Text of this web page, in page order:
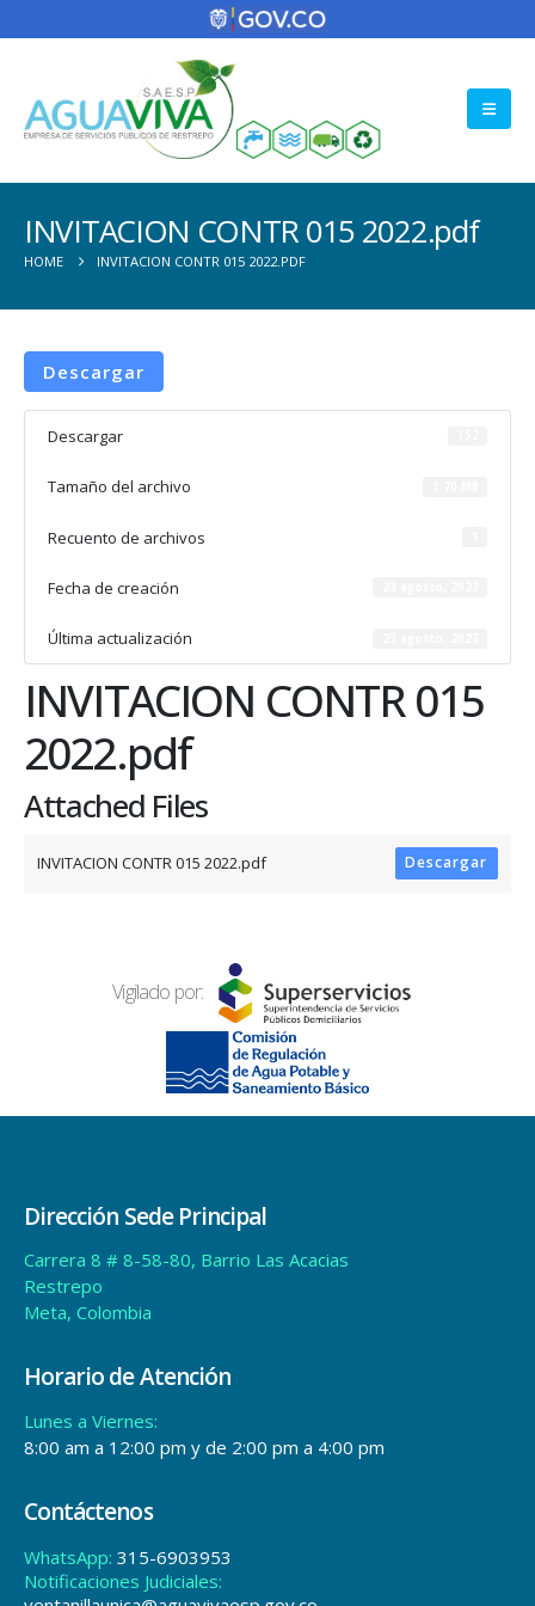
INVITACION CONTR 015 2022.pdf
HOME INVITACION CONTR 015 2022.PDF
Descargar
Descargar
Tamaño del archivo
Recuento de archivos
Fecha de creación
Última actualización
INVITACION CONTR 015
2022.pdf
Attached Files
INVITACION CONTR 015 2022.pdf Descargar
Vigilado por:
Dirección Sede Principal
Carrera 8 # 8-58-80, Barrio Las Acacias
Restrepo
Meta, Colombia
Horario de Atención
Lunes a Viernes:
8:00 am a 12:00 pm y de 2:00 pm a 4:00 pm
Contáctenos
WhatsApp: 315-6903953
Notificaciones Judiciales: